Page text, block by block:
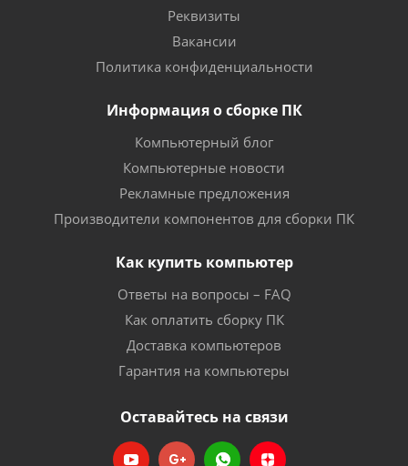
Реквизиты
Вакансии
Политика конфиденциальности
Информация о сборке ПК
Компьютерный блог
Компьютерные новости
Рекламные предложения
Производители компонентов для сборки ПК
Как купить компьютер
Ответы на вопросы – FAQ
Как оплатить сборку ПК
Доставка компьютеров
Гарантия на компьютеры
Оставайтесь на связи